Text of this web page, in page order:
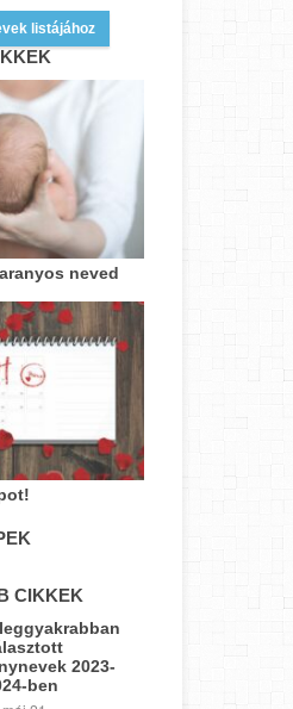
listájához
neved
CIKKEK
2023-
ben